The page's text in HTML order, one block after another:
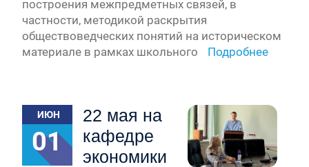
построения межпредметных связей, в
частности, методикой раскрытия
обществоведческих понятий на историческом
материале в рамках школьного
Подробнее
ИЮН
01
22 мая на
кафедре
экономики